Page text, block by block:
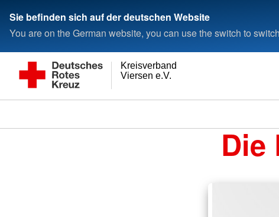
Sie befinden sich auf der deutschen Website
You are on the German website, you can use the switch to
Viersen e.V.
Kreisverband
Die